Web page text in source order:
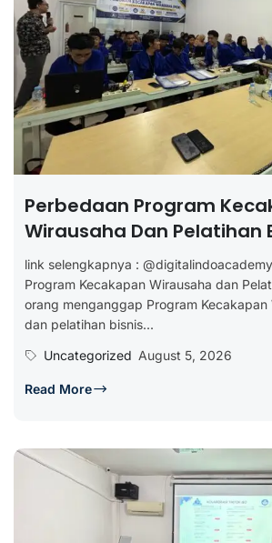
Perbedaan Program
Wirausaha Dan Pelatihan
link selengkapnya :
Program Kecakapan Wirausaha dan
orang menganggap Program Kecakapan
dan pelatihan bisnis...
Uncategorized August 5, 2026
Read More